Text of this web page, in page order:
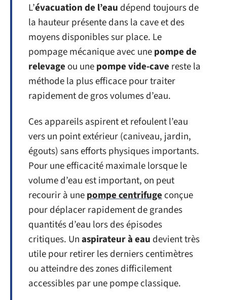
L’évacuation de l’eau dépend toujours de
la hauteur présente dans la cave et des
moyens disponibles sur place. Le
pompage mécanique avec unepompe de
relevage ou unepompe vide-cave reste la
méthode la plus efficace pour traiter
rapidement de gros volumes d’eau.
Ces appareils aspirent et refoulent l’eau
vers un point extérieur (caniveau, jardin,
égouts) sans efforts physiques importants.
Pour une efficacité maximale lorsque le
volume d’eau est important, on peut
recourir à unepompe centrifugeconçue
pour déplacer rapidement de grandes
quantités d’eau lors des épisodes
critiques. Unaspirateur à eau devient très
utile pour retirer les derniers centimètres
ou atteindre des zones difficilement
accessibles par une pompe classique.